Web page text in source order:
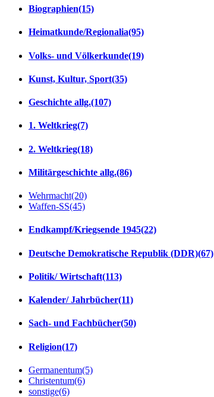
Biographien(15)
Heimatkunde/Regionalia(95)
Volks- und Völkerkunde(19)
Kunst, Kultur, Sport(35)
Geschichte allg.(107)
1. Weltkrieg(7)
2. Weltkrieg(18)
Militärgeschichte allg.(86)
Wehrmacht(20)
Waffen-SS(45)
Endkampf/Kriegsende 1945(22)
Deutsche Demokratische Republik (DDR)(67)
Politik/ Wirtschaft(113)
Kalender/ Jahrbücher(11)
Sach- und Fachbücher(50)
Religion(17)
Germanentum(5)
Christentum(6)
sonstige(6)